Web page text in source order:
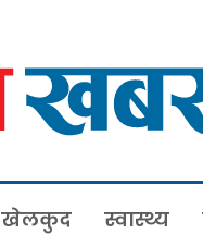
खेलकुद स्वास्थ्य